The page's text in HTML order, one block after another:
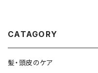
CATAGORY
髪・頭皮のケア